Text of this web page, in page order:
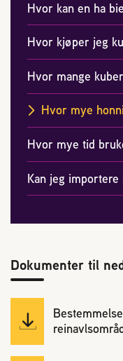
Hvor kan en ha
Hvor kjøper jeg
Hvor mange
Hvor mye
Hvor mye tid
Kan jeg
Dokumenter til